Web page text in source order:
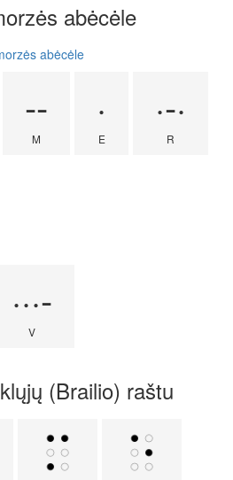
abėcėle
abėcėle
--
M
·
E
·-·
R
···-
V
(Brailio) raštu